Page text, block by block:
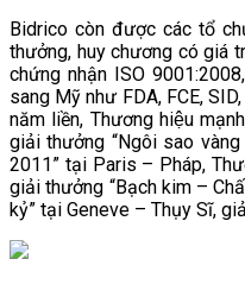
Bidrico còn được các tổ
thưởng, huy chương có giá
chứng nhận ISO
sang Mỹ như FDA, FCE,
năm liền, Thương hiệu
giải thưởng “Ngôi sao
2011” tại Paris – Pháp,
giải thưởng “Bạch kim –
kỷ” tại Geneve – Thụy Sĩ,